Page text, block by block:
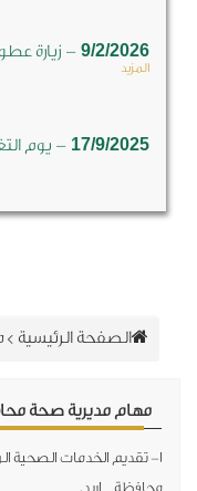
9/2/2026
-زيارة عطوفة مدير
17/9/2025
-يوم التغير في
الصفحة الرئيسية>مهام
مهام مديرية صحة محافظة
تقديم الخدمات الصحية
اربد.